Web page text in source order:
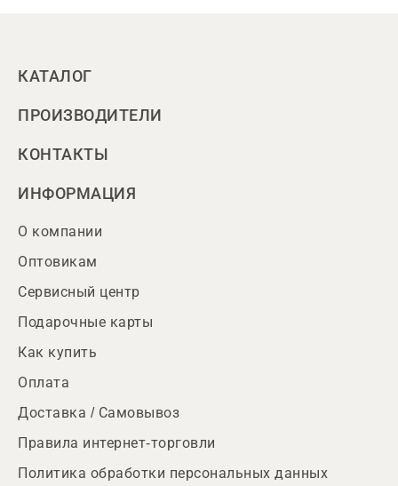
КАТАЛОГ
ПРОИЗВОДИТЕЛИ
КОНТАКТЫ
ИНФОРМАЦИЯ
О компании
Оптовикам
Сервисный центр
Подарочные карты
Как купить
Оплата
Доставка / Самовывоз
Правила интернет-торговли
Политика обработки персональных данных